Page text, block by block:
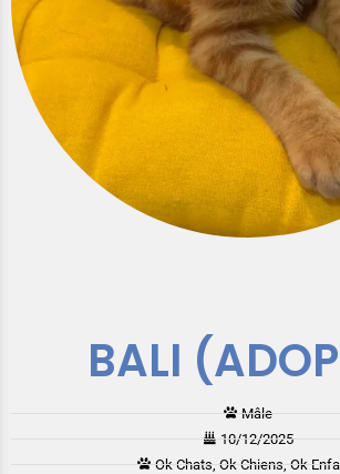
BALI
Mâle
10/12/2025
Ok Chats, Ok Chiens, Ok